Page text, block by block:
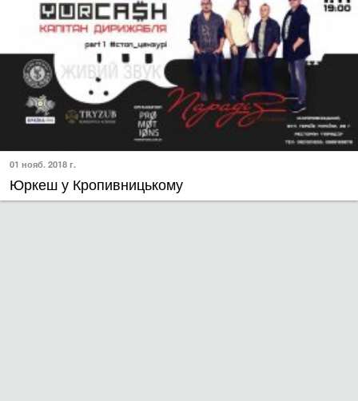
01 нояб. 2018 г.
Юркеш у Кропивницькому